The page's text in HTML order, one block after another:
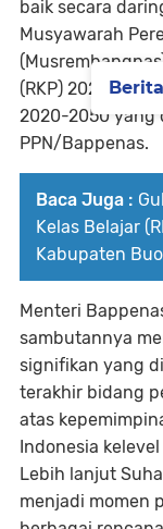
baik secara
Musyawarah
(RKP) 2024
2020-2050 yang
PPN/Bappenas.
Baca Juga :
Kelas Belajar
Kabupaten Buol
Menteri
sambutannya
signifikan yang
terakhir bidang
atas
Indonesia
Lebih lanjut
menjadi momen